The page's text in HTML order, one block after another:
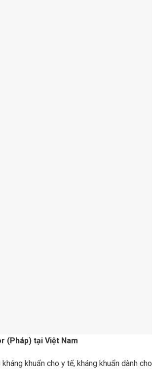
(Pháp) tại Việt Nam
khuẩn cho y tế, kháng khuẩn dành cho